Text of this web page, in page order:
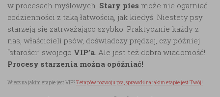
w procesach myślowych. Stary pies może nie ogarniać
codzienności z taką łatwością, jak kiedyś. Niestety psy
starzeją się zatrważająco szybko. Praktycznie każdy z
nas, właścicieli psów, doświadczy prędzej, czy później
“starości” swojego VIP’a. Ale jest też dobra wiadomość!
Procesy starzenia można opóźniać!
Wiesz na jakim etapie jest VIP?7 etapów rozwoju psa, sprawdź na jakim etapie jest Twój!